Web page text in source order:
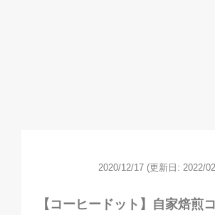
2020/12/17 (更新日: 2022/
【コーヒードット】自家焙煎